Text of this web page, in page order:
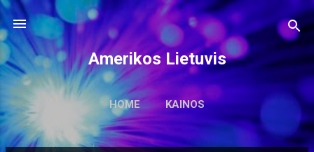
Skip to main content
Amerikos Lietuvis
HOME KAINOS